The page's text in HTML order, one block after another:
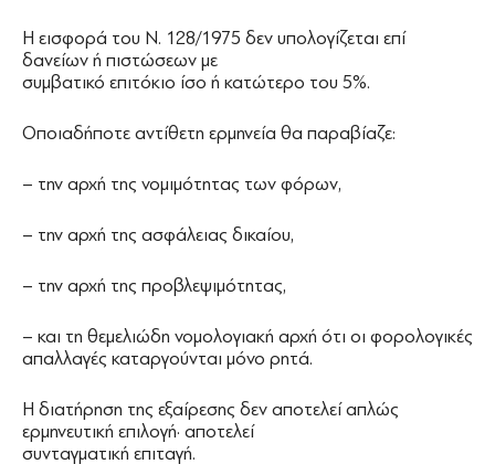
Η εισφορά του Ν. 128/1975 δεν υπολογίζεται επί
δανείων ή πιστώσεων με
συμβατικό επιτόκιο ίσο ή κατώτερο του 5%.
Οποιαδήποτε αντίθετη ερμηνεία θα παραβίαζε:
– την αρχή της νομιμότητας των φόρων,
– την αρχή της ασφάλειας δικαίου,
– την αρχή της προβλεψιμότητας,
– και τη θεμελιώδη νομολογιακή αρχή ότι οι φορολογικές
απαλλαγές καταργούνται μόνο ρητά.
Η διατήρηση της εξαίρεσης δεν αποτελεί απλώς
ερμηνευτική επιλογή· αποτελεί
συνταγματική επιταγή.